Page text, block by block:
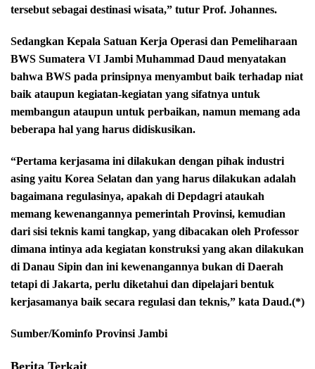
tersebut sebagai destinasi wisata,” tutur Prof. Johannes.
Sedangkan Kepala Satuan Kerja Operasi dan Pemeliharaan
BWS Sumatera VI Jambi Muhammad Daud menyatakan
bahwa BWS pada prinsipnya menyambut baik terhadap niat
baik ataupun kegiatan-kegiatan yang sifatnya untuk
membangun ataupun untuk perbaikan, namun memang ada
beberapa hal yang harus didiskusikan.
“Pertama kerjasama ini dilakukan dengan pihak industri
asing yaitu Korea Selatan dan yang harus dilakukan adalah
bagaimana regulasinya, apakah di Depdagri ataukah
memang kewenangannya pemerintah Provinsi, kemudian
dari sisi teknis kami tangkap, yang dibacakan oleh Professor
dimana intinya ada kegiatan konstruksi yang akan dilakukan
di Danau Sipin dan ini kewenangannya bukan di Daerah
tetapi di Jakarta, perlu diketahui dan dipelajari bentuk
kerjasamanya baik secara regulasi dan teknis,” kata Daud.(*)
Sumber/Kominfo Provinsi Jambi